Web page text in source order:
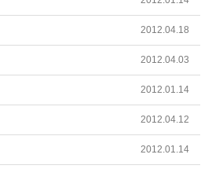
2012.04.18
2012.04.03
2012.01.14
2012.04.12
2012.01.14